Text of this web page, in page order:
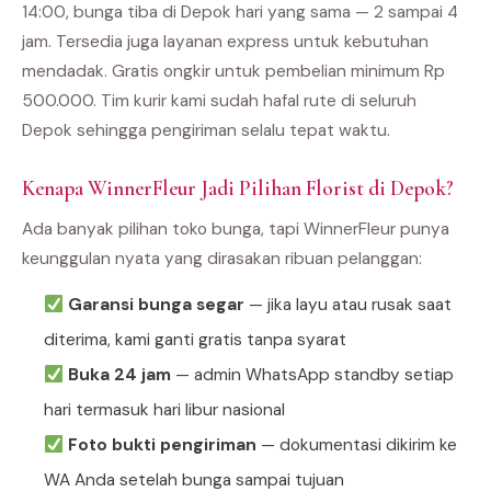
14:00, bunga tiba di Depok hari yang sama — 2 sampai 4
jam. Tersedia juga layanan express untuk kebutuhan
mendadak. Gratis ongkir untuk pembelian minimum Rp
500.000. Tim kurir kami sudah hafal rute di seluruh
Depok sehingga pengiriman selalu tepat waktu.
Kenapa WinnerFleur Jadi Pilihan Florist di Depok?
Ada banyak pilihan toko bunga, tapi WinnerFleur punya
keunggulan nyata yang dirasakan ribuan pelanggan:
Garansi bunga segar — jika layu atau rusak saat
diterima, kami ganti gratis tanpa syarat
Buka 24 jam— admin WhatsApp standby setiap
hari termasuk hari libur nasional
Foto bukti pengiriman — dokumentasi dikirim ke
WA Anda setelah bunga sampai tujuan